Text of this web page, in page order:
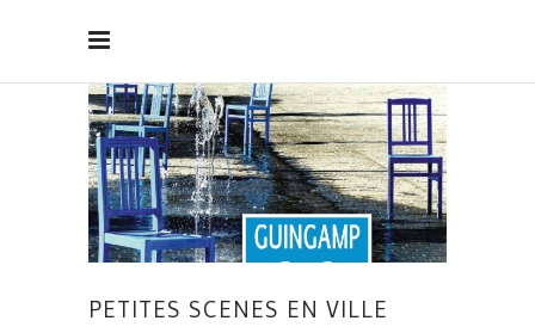
PETITES SCENES EN VILLE